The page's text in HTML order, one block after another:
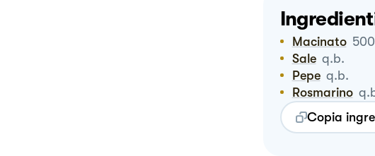
Macinato 500
Sale q.b.
Pepe q.b.
Rosmarino
Copia